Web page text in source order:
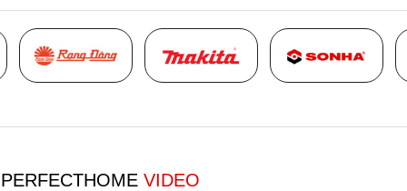
PERFECTHOME VIDEO